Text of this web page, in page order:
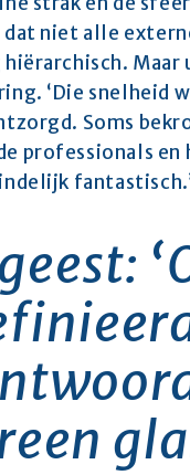
niet alle
Maar
‘Die snelheid
Soms
professionals en